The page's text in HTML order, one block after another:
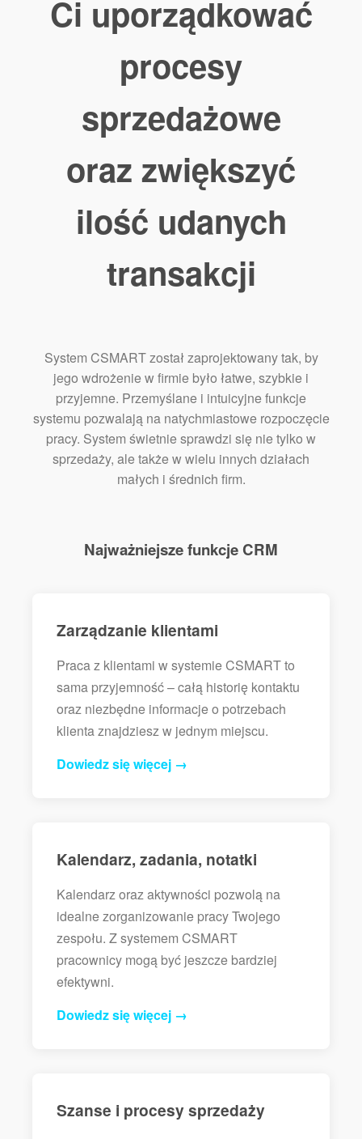
Ci uporządkować
procesy
sprzedażowe
oraz zwiększyć
ilość udanych
transakcji
System CSMART został zaprojektowany tak, by
jego wdrożenie w firmie było łatwe, szybkie i
przyjemne. Przemyślane i intuicyjne funkcje
systemu pozwalają na natychmiastowe rozpoczęcie
pracy. System świetnie sprawdzi się nie tylko w
sprzedaży, ale także w wielu innych działach
małych i średnich firm.
Najważniejsze funkcje CRM
Zarządzanie klientami
Praca z klientami w systemie CSMART to
sama przyjemność – całą historię kontaktu
oraz niezbędne informacje o potrzebach
klienta znajdziesz w jednym miejscu.
Dowiedz się więcej →
Kalendarz, zadania, notatki
Kalendarz oraz aktywności pozwolą na
idealne zorganizowanie pracy Twojego
zespołu. Z systemem CSMART
pracownicy mogą być jeszcze bardziej
efektywni.
Dowiedz się więcej →
Szanse i procesy sprzedaży